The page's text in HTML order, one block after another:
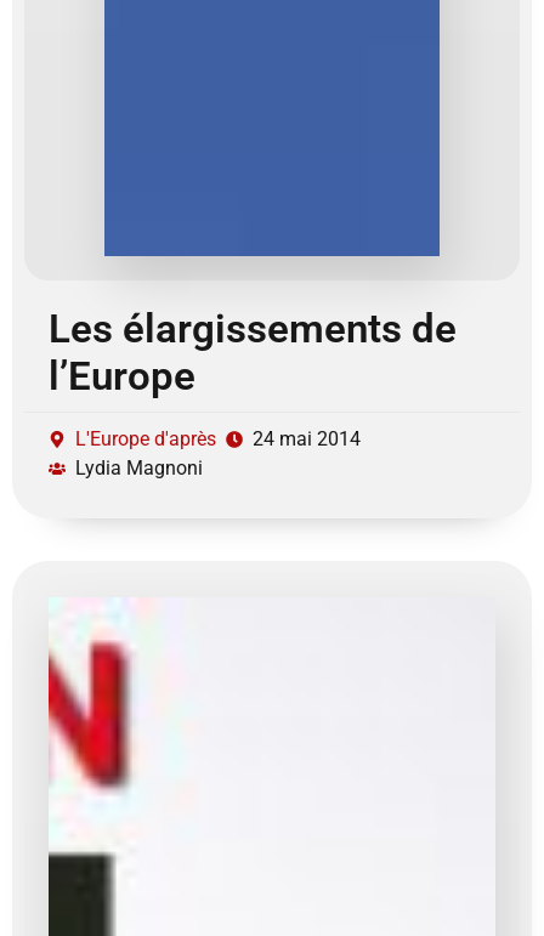
Les élargissements de
l’Europe
L'Europe d'après
24 mai 2014
Lydia Magnoni